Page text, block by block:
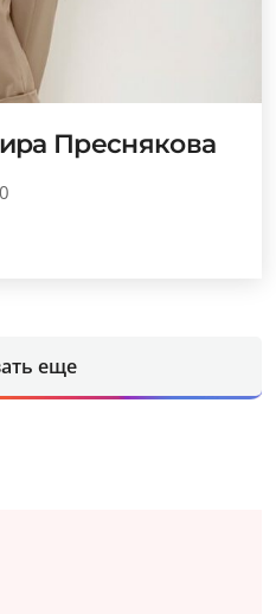
Преснякова
еще